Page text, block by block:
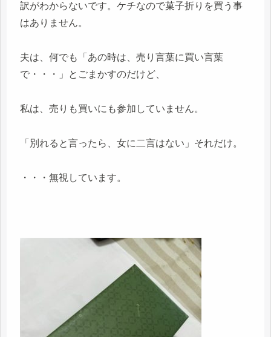
訳がわからないです。ケチなので菓子折りを買う事
はありません。
夫は、何でも「あの時は、売り言葉に買い言葉
で・・・」とごまかすのだけど、
私は、売りも買いにも参加していません。
「別れると言ったら、女に二言はない」それだけ。
・・・無視しています。